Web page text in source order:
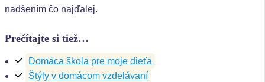
nadšením čo najďalej.
Prečítajte si tiež…
Domáca škola pre moje dieťa
Štýly v domácom vzdelávaní